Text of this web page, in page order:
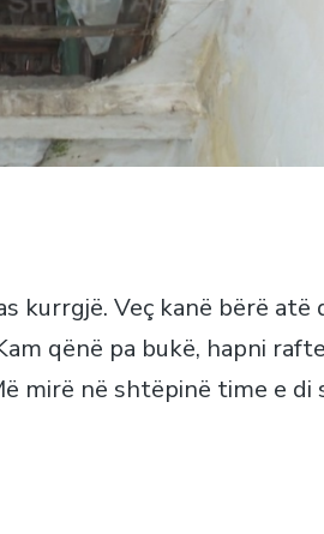
kurrgjë. Veç kanë bërë atë
qënë pa bukë, hapni
mirë në shtëpinë time e di